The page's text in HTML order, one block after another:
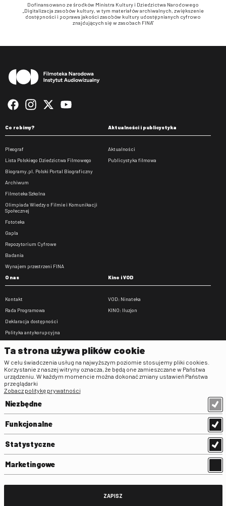
Dofinansowano ze środków Ministra Kultury i Dziedzictwa Narodowego
„Digitalizacja zasobów kultury, w tym materiałów archiwalnych, zwiększenie
dostępności i poprawa jakości zasobów kultury udostępnianych cyfrowo
znajdujących się w zasobach FINA”
Co robimy?
Pleograf
Lista Polskiego Dziedzictwa Filmowego
Biogramy.pl. Polski Portal Biograficzny
Archiwum
Filmoteka Szkolna
Olimpiada Wiedzy o Filmie i Komunikacji
Społecznej
Fototeka
Gapla
Repozytorium Cyfrowe
Badania
Wynajem przestrzeni FINA
Aktualności i publicystyka
Aktualności
Publicystyka filmowa
O nas
Kontakt
Rada Programowa
Deklaracja dostępności
Polityka antykorupcyjna
Zamówienia publiczne
Praca w FINA
Kino i VOD
VOD: Ninateka
KINO: Iluzjon
Regulaminy
Klauzula informacyjna RODO
Regulamin użytkowania parkingu
Standardy ochrony małoletnich
Regulamin kina Iluzjon
Ta strona używa plików cookie
W celu świadczenia usług na najwyższym poziomie stosujemy pliki cookies.
Korzystanie z naszej witryny oznacza, że będą one zamieszczane w Państwa
urządzeniu. W każdym momencie można dokonać zmiany ustawień Państwa
przeglądarki
Zobacz politykę prywatności
Niezbędne
Funkcjonalne
Statystyczne
Marketingowe
ZAPISZ